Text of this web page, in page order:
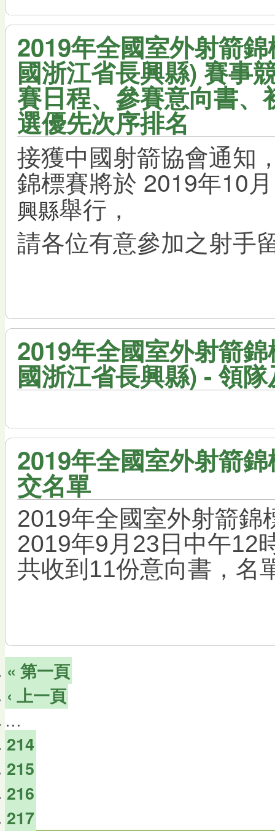
2019年全國室外射箭
國浙江省長興縣) 賽事
賽日程、參賽意向書
選優先次序排名
接獲中國射箭協會通知
錦標賽將於 2019年10
興縣舉行，
請各位有意參加之射手
2019年全國室外射箭
國浙江省長興縣) - 領
2019年全國室外射箭
交名單
2019年全國室外射箭錦
2019年9月23日中午12
共收到11份意向書，名
« 第一頁
‹ 上一頁
…
214
215
216
217